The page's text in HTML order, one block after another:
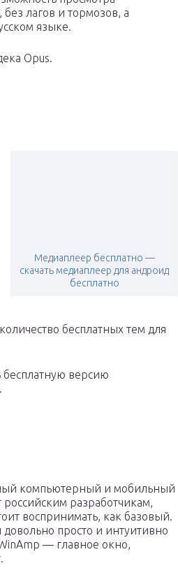
лагов и тормозов, а
языке.
Opus.
Медиаплеер бесплатно —
скачать медиаплеер для андроид
бесплатно
бесплатных тем для
бесплатную версию
компьютерный и мобильный
разработчикам,
воспринимать, как базовый.
просто и интуитивно
— главное окно,